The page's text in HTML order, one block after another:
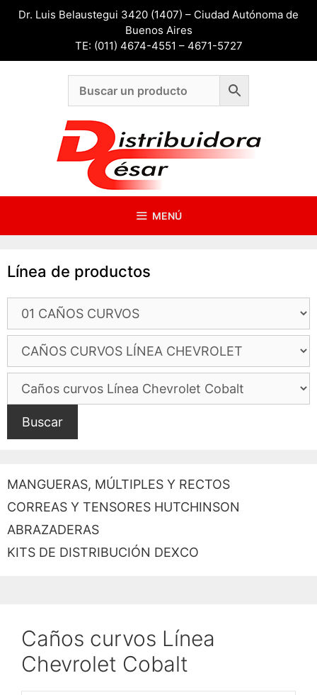
SaltarDr. Luis Belaustegui 3420 (1407) – Ciudad Autónoma de
Buenos Aires
TE: (011) 4674-4551 – 4671-5727
MENÚ
Caños curvos Línea
Chevrolet Cobalt
Línea de productos
Buscar
MANGUERAS, MÚLTIPLES Y RECTOS
CORREAS Y TENSORES HUTCHINSON
ABRAZADERAS
KITS DE DISTRIBUCIÓN DEXCO